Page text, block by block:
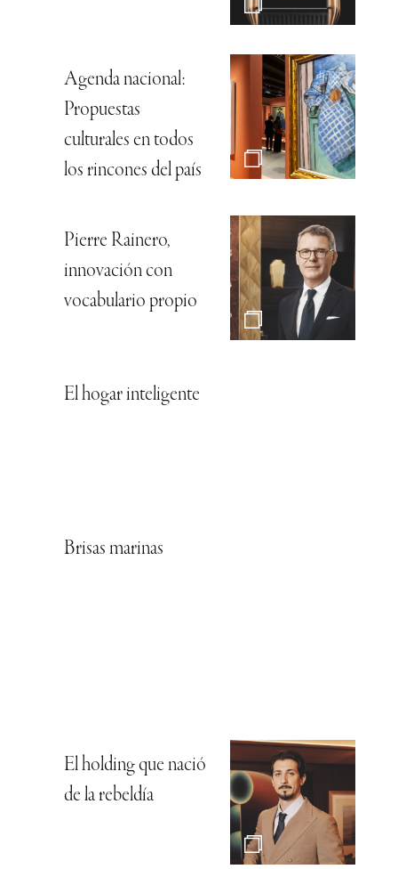
Agenda nacional:
Propuestas
culturales en todos
los rincones del país
Pierre Rainero,
innovación con
vocabulario propio
El hogar inteligente
Brisas marinas
El holding que nació
de la rebeldía